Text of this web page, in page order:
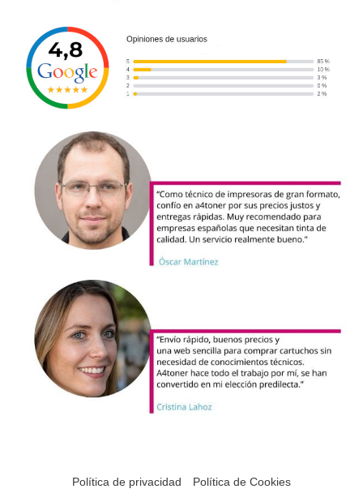
Política de privacidad
Política de Cookies